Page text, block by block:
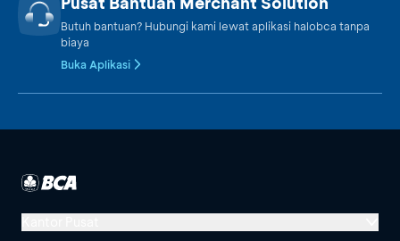
Butuh bantuan? Hubungi kami lewat aplikasi halobca tanpa
biaya
Buka Aplikasi